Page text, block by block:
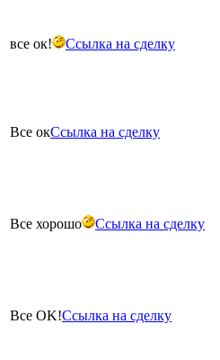
все ок! Ссылка на сделку
Все окСсылка на сделку
Все хорошо Ссылка на сделку
Все OK!Ссылка на сделку